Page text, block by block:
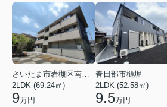
さいたま市岩槻区南平野４丁目
2LDK (69.24㎡)
9万円
春日部市樋堀
2LDK (52.58㎡)
9.5万円